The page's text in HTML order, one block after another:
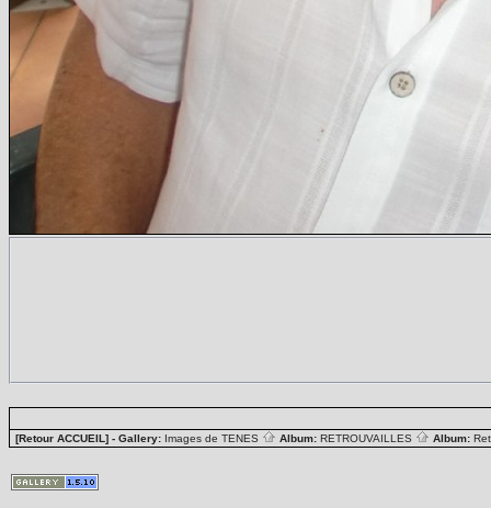
[Retour ACCUEIL] - Gallery: Images de TENES Album: RETROUVAILLES Album: